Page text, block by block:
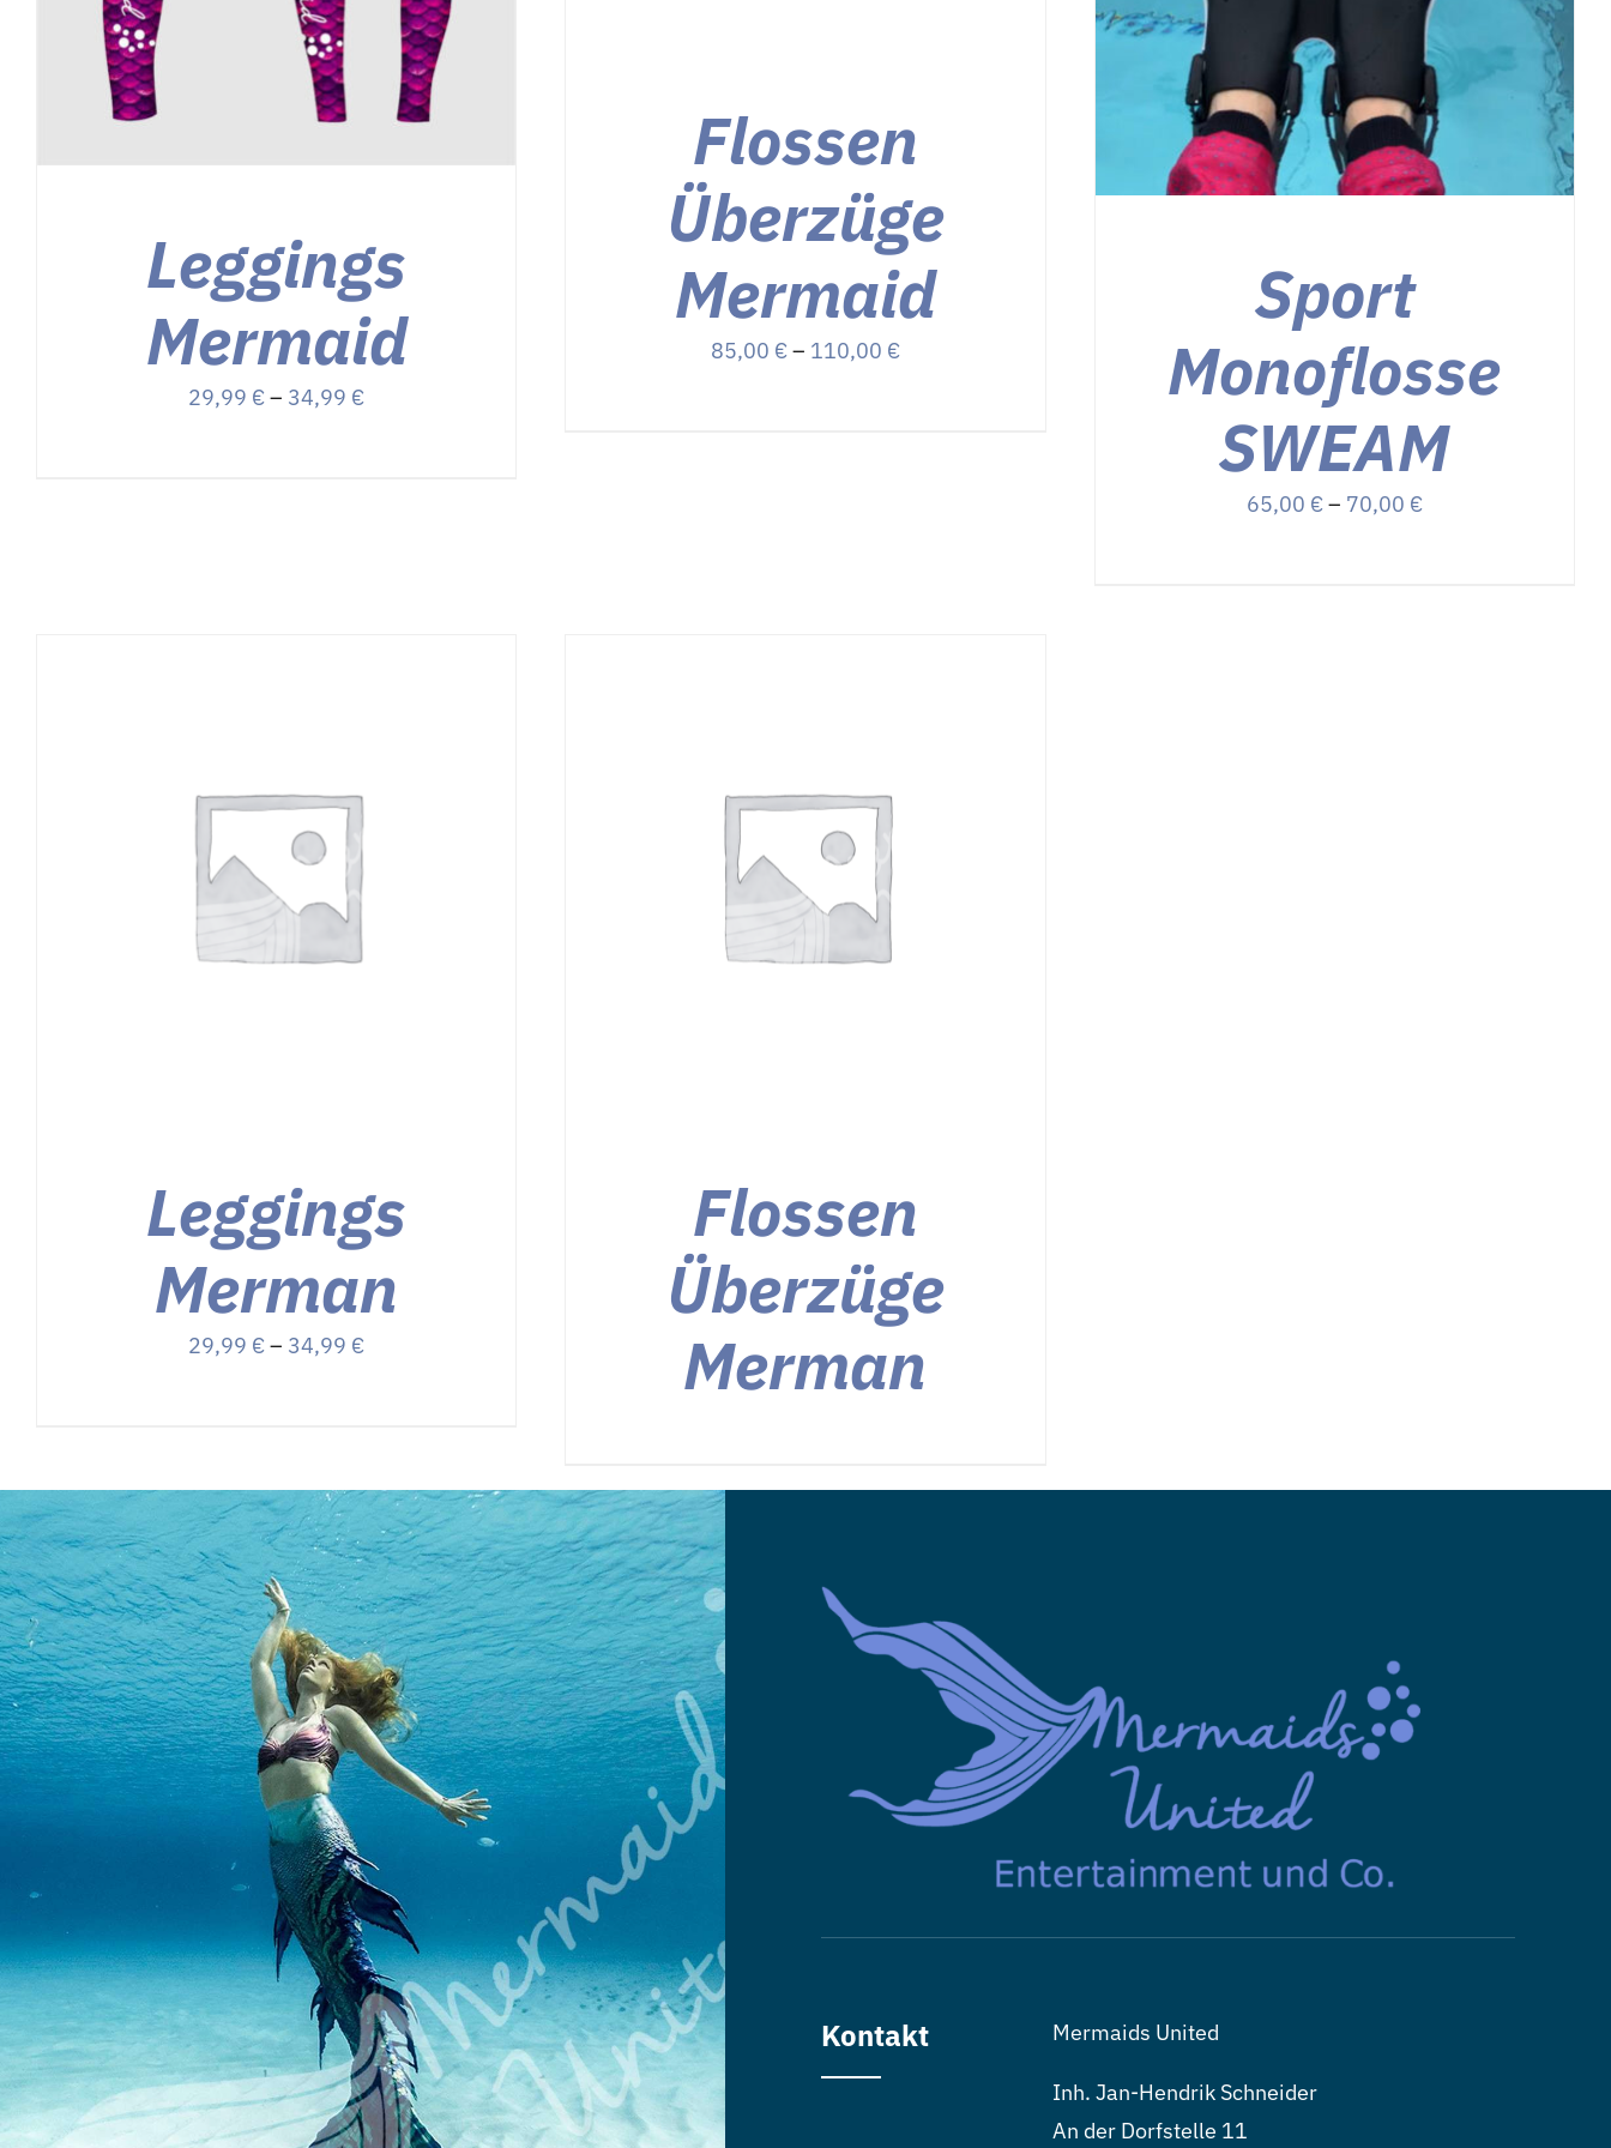
Über uns
Kontakt
Leggings
Mermaid
29,99 €– 34,99 €Preisspanne:
KÖNNEN
AUF
DER
PRODUKTSEITE
WERDEN
Flossen
Überzüge
Mermaid
85,00 €– 110,00 €Preisspanne:
AUF
DER
GEWÄHLT
WERDEN
Sport
Monoflosse
SWEAM
65,00 €– 70,00 €Preisspanne:
Leggings
Merman
29,99 €– 34,99 €Preisspanne:
DETAILS
Flossen
Überzüge
Merman
Kontakt Mermaids United
Inh. Jan-Hendrik Schneider
An der Dorfstelle 11